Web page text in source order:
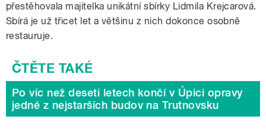
přestěhovala majitelka unikátní sbírky Lidmila Krejcarová.
Sbírá je už třicet let a většinu z nich dokonce osobně
restauruje.
Po víc než deseti letech končí v Úpici opravy
jedné z nejstarších budov na Trutnovsku